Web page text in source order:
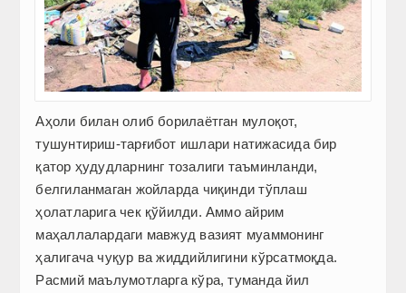
Аҳоли билан олиб борилаётган мулоқот,
тушунтириш-тарғибот ишлари натижасида бир
қатор ҳудудларнинг тозалиги таъминланди,
белгиланмаган жойларда чиқинди тўплаш
ҳолатларига чек қўйилди. Аммо айрим
маҳаллалардаги мавжуд вазият муаммонинг
ҳалигача чуқур ва жиддийлигини кўрсатмоқда.
Расмий маълумотларга кўра, туманда йил